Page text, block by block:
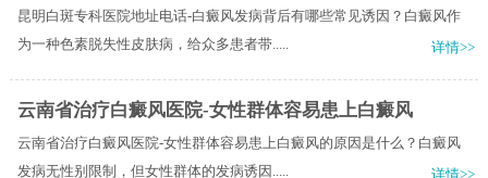
昆明白斑专科医院地址电话-白癜风发病背后有哪些常见诱因？白癜风作
为一种色素脱失性皮肤病，给众多患者带.....
详情>>
云南省治疗白癜风医院-女性群体容易患上白癜风
云南省治疗白癜风医院-女性群体容易患上白癜风的原因是什么？白癜风
发病无性别限制，但女性群体的发病诱因.....
详情>>